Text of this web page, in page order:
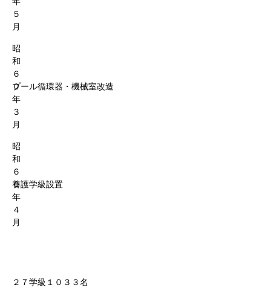
５
月
昭
和
６
０
年
３
月
プール循環器・機械室改造
昭
和
６
０
年
４
月
養護学級設置
２７学級１０３３名